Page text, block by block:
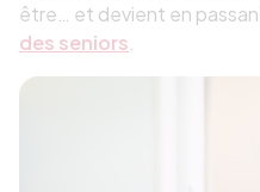
être… et devient en
des seniors.